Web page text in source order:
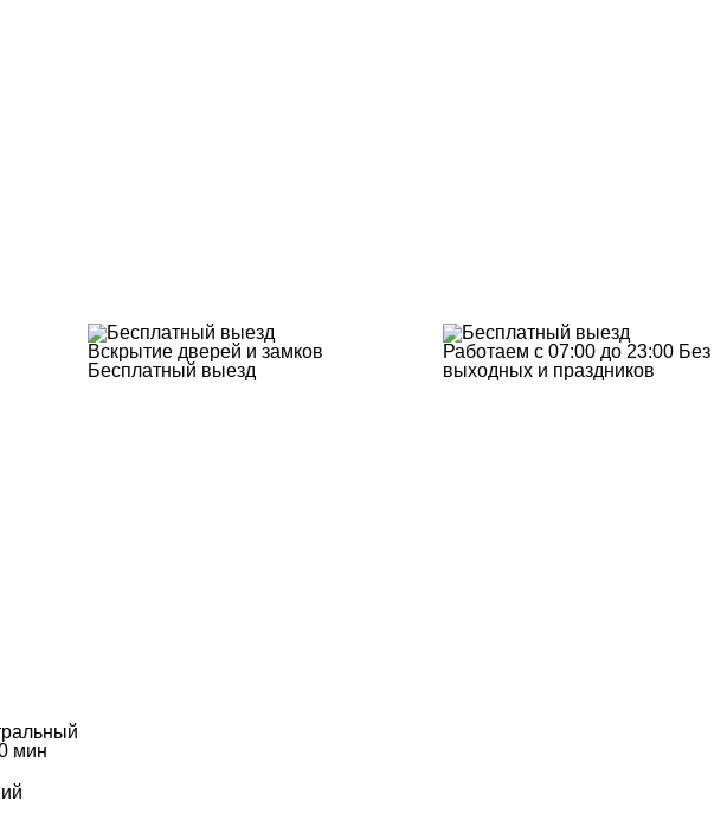
Вскрытие дверей и замков
Бесплатный выезд
Работаем с 07:00 до 23:00 Без
выходных и праздников
мин